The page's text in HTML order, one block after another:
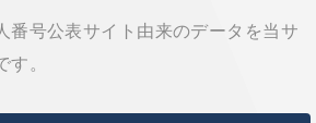
番号公表サイト由来のデータを当サ
す。